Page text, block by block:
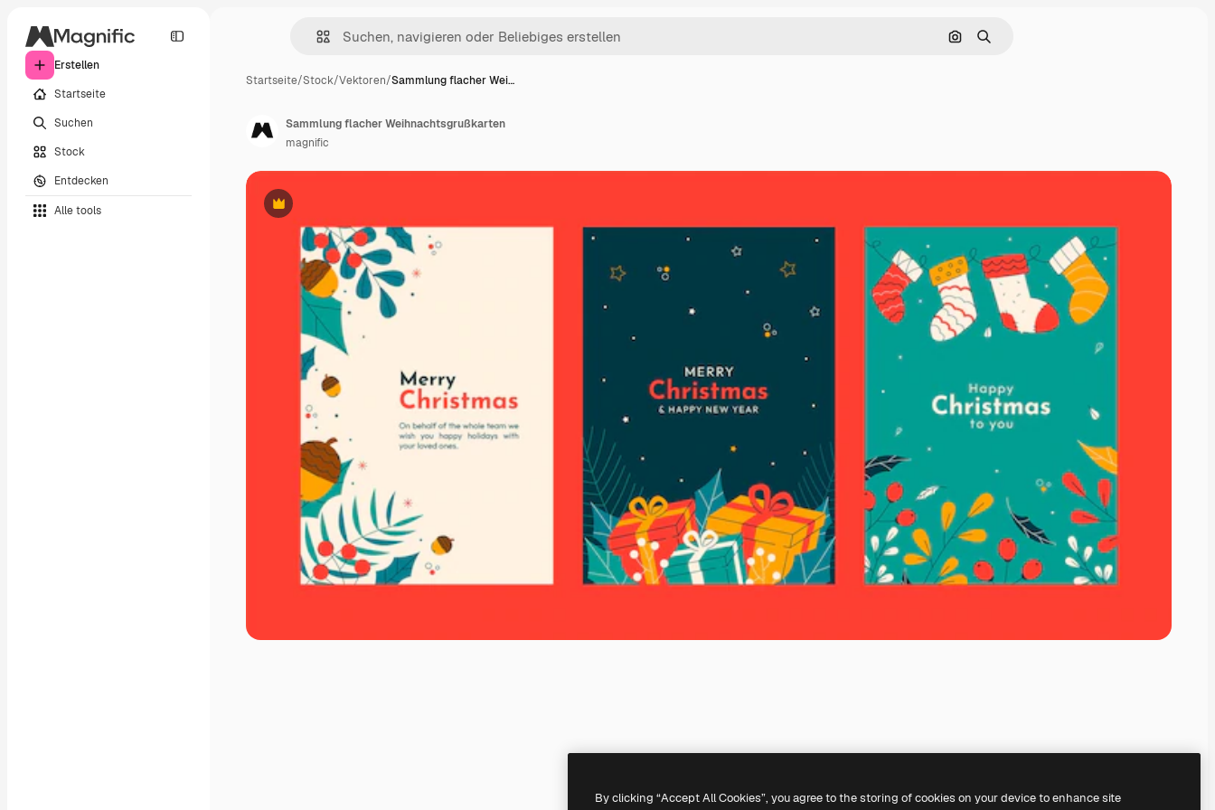
Erstellen
Startseite
Suchen
Stock
Entdecken
Alle tools
Nach Bild suchen
Suchen
Startseite/Stock/Vektoren/Sammlung flacher Wei…
Premium
Sammlung flacher Weihnachtsgrußkarten
magnific
By clicking “Accept All Cookies”, you agree to the storing of cookies on your device to enhance site